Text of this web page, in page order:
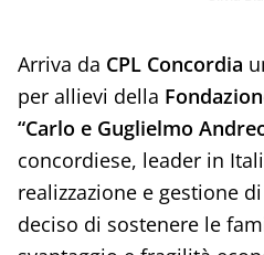
Arriva da CPL Concordia
per allievi della
“Carlo e Guglielmo
concordiese, leader in
realizzazione e gestione
deciso di sostenere le